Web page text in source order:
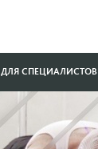
ДЛЯ СПЕЦИАЛИСТОВ